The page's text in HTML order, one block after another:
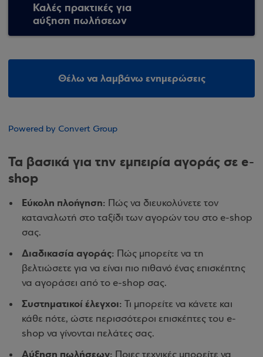
Καλές πρακτικές για
αύξηση πωλήσεων
Θέλω να λαμβάνω ενημερώσεις
Powered by Convert Group
Τα βασικά για την εμπειρία αγοράς σε e-
shop
Εύκολη πλοήγηση: Πώς να διευκολύνετε τον
καταναλωτή στο ταξίδι των αγορών του στο e-shop
σας.
Διαδικασία αγοράς: Πώς μπορείτε να τη
βελτιώσετε για να είναι πιο πιθανό ένας επισκέπτης
να αγοράσει από το e-shop σας.
Συστηματικοί έλεγχοι: Τι μπορείτε να κάνετε και
κάθε πότε, ώστε περισσότεροι επισκέπτες του e-
shop να γίνονται πελάτες σας.